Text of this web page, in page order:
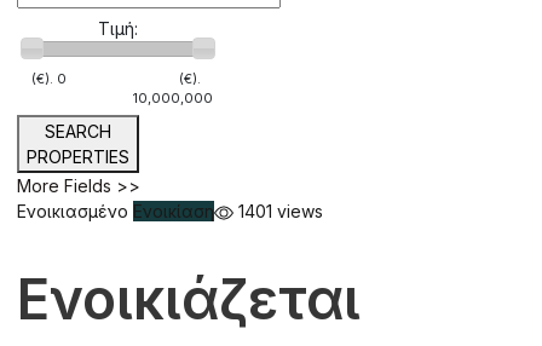
Τιμή:
(€). 0
(€).
10,000,000
SEARCH
PROPERTIES
More Fields >>
Ενοικιασμένο Ενοικίαση 1401 views
Ενοικιάζεται